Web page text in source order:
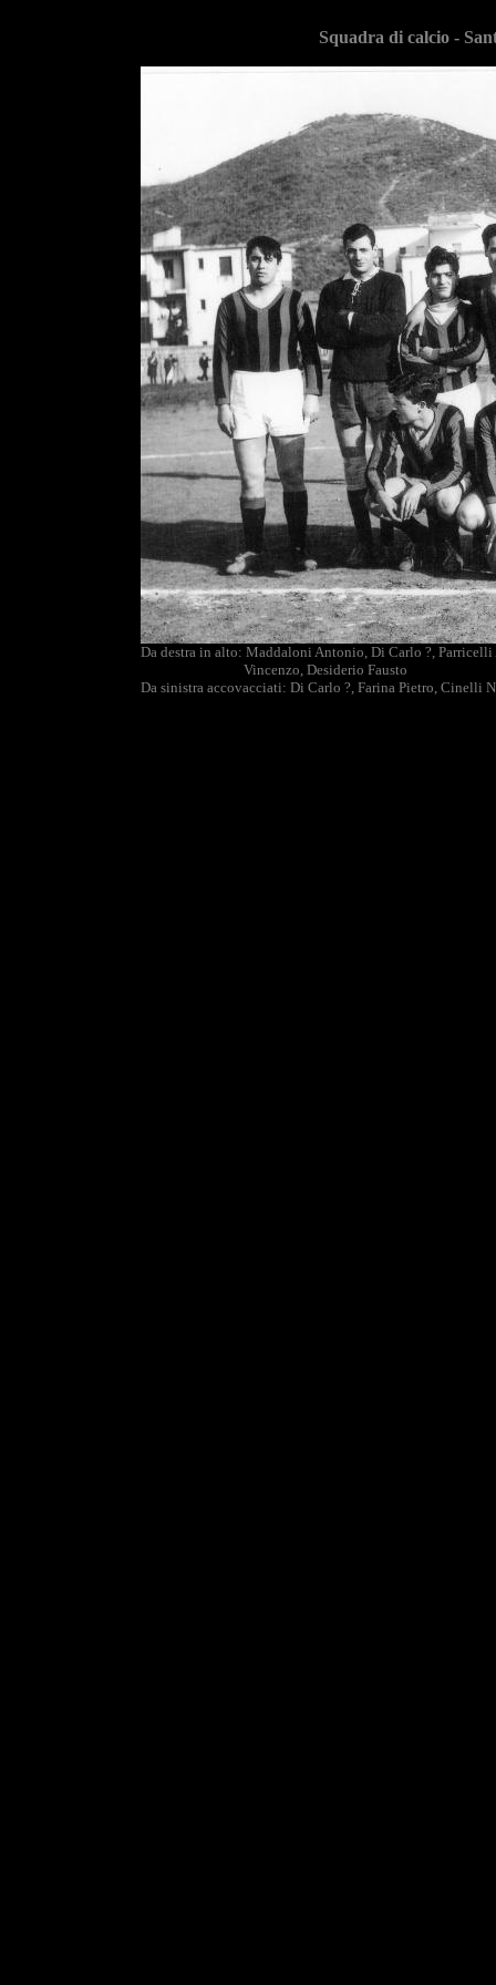
Squadra di calcio -
Da destra in alto: Maddaloni Antonio, Di Carlo ?,
Vincenzo, Desiderio Fausto
Da sinistra accovacciati: Di Carlo ?, Farina Pietro, Cinelli